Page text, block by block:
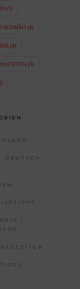
(7)
ALEMÃO (4)
(4)
(3)
DEUTSCH
|